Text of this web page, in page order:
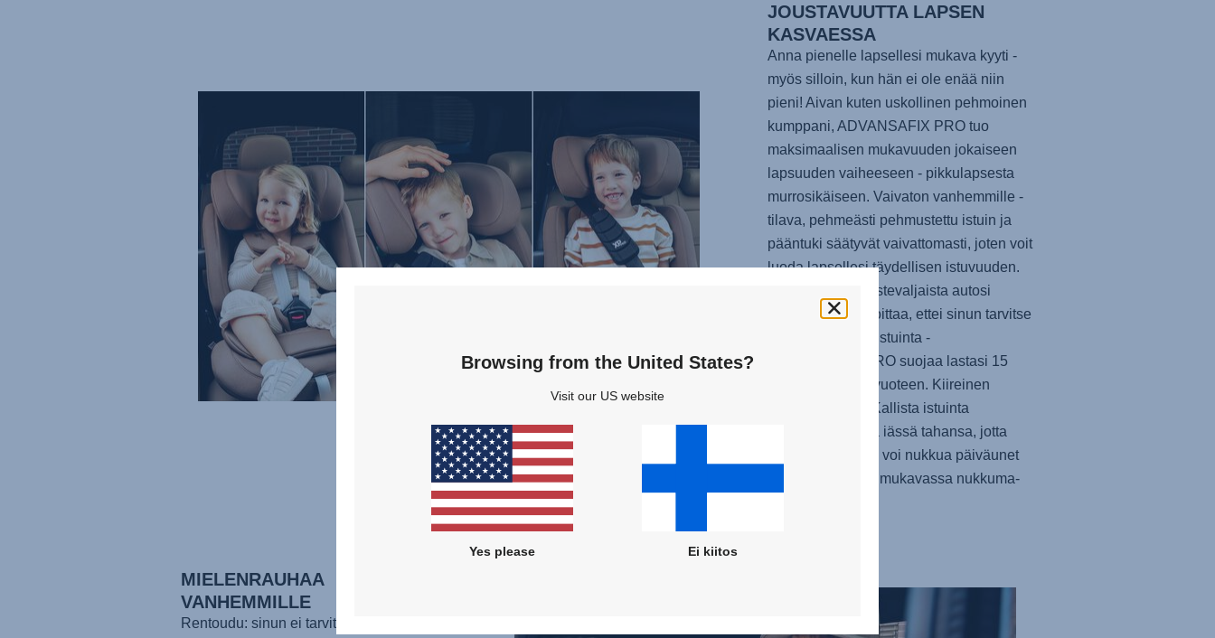
JOUSTAVUUTTA LAPSEN
KASVAESSA
Anna pienelle lapsellesi mukava kyyti -
myös silloin, kun hän ei ole enää niin
pieni! Aivan kuten uskollinen pehmoinen
kumppani,ADVANSAFIX PRO tuo
maksimaalisen mukavuuden jokaiseen
lapsuuden vaiheeseen - pikkulapsesta
murrosikäiseen. Vaivaton vanhemmille -
tilava, pehmeästi pehmustettu istuin ja
pääntuki säätyvät vaivattomasti, joten voit
luoda lapsellesi täydellisen istuvuuden.
Vaihtaminen 5-pistevaljaista autosi
turvavyöhön tarkoittaa, ettei sinun tarvitse
ostaa toista turvaistuinta -
ADVANSAFIX PRO suojaa lastasi 15
kuukaudesta 12 vuoteen. Kiireinen
seikkailupäivä? Kallista istuinta
taaksepäin missä iässä tahansa, jotta
isompikin lapsesi voi nukkua päiväunet
helposti erityisen mukavassa nukkuma-
MIELENRAUHAA
VANHEMMILLE
Rentoudu: sinun ei tarvitse ostaa uutta
Browsing from the United States?
Visit our US website
Yes please Ei kiitos